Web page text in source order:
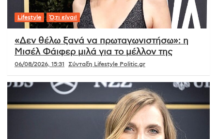
Lifestyle Ό,τι είναι!
«Δεν θέλω ξανά να πρωταγωνιστήσω»: η
Μισέλ Φάιφερ μιλά για το μέλλον της
06/08/2026, 15:31 Σύνταξη Lifestyle Politic.gr